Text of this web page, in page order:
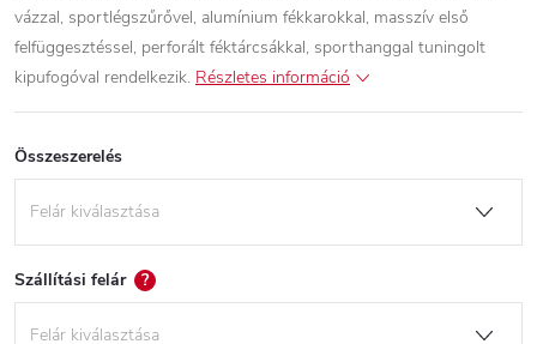
vázzal, sportlégszűrővel, alumínium fékkarokkal, masszív első
felfüggesztéssel, perforált féktárcsákkal, sporthanggal tuningolt
kipufogóval rendelkezik. Részletes információ
Összeszerelés
Szállítási felár ?